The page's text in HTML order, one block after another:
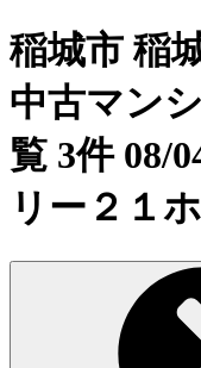
稲城市 稲
中古マン
覧 3件 08/
リー２１